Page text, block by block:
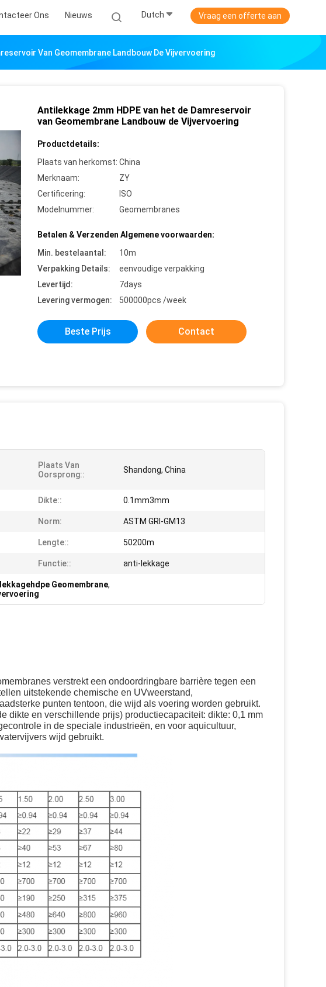
Ons Nieuws Dutch Vraag een offerte aan
Van Geomembrane Landbouw De Vijvervoering
Antilekkage 2mm HDPE van het de Damreservoir
van Geomembrane Landbouw de Vijvervoering
Productdetails:
Plaats van herkomst: China
Merknaam:
ZY
Certificering:
ISO
Modelnummer:
Geomembranes
Betalen & Verzenden Algemene voorwaarden:
Min. bestelaantal:
10m
Verpakking Details:
eenvoudige verpakking
Levertijd:
7days
Levering vermogen:
500000pcs /week
Beste Prijs Contact
Plaats Van
Oorsprong::
Shandong, China
Dikte:: 0.1mm3mm
Norm: ASTM GRI-GM13
Lengte:: 50200m
Functie:: anti-lekkage
Geomembrane,
verstrekt een ondoordringbare barrière tegen een
uitstekende chemische en UVweerstand,
punten tentoon, die wijd als voering worden gebruikt.
dikte en verschillende prijs) productiecapaciteit: dikte: 0,1 mm
in de speciale industrieën, en voor aquicultuur,
wijd gebruikt.